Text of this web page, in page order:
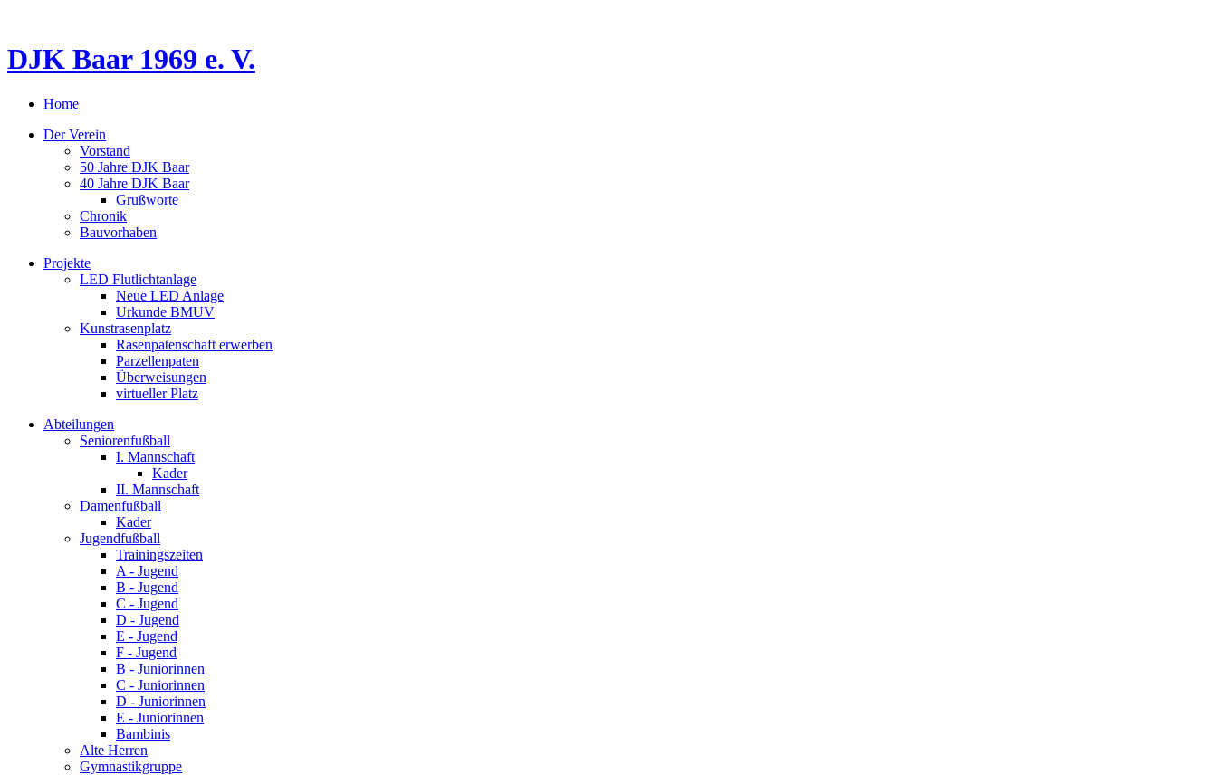
DJK Baar 1969 e. V.
Home
Der Verein
Vorstand
50 Jahre DJK Baar
40 Jahre DJK Baar
Grußworte
Chronik
Bauvorhaben
Projekte
LED Flutlichtanlage
Neue LED Anlage
Urkunde BMUV
Kunstrasenplatz
Rasenpatenschaft erwerben
Parzellenpaten
Überweisungen
virtueller Platz
Abteilungen
Seniorenfußball
I. Mannschaft
Kader
II. Mannschaft
Damenfußball
Kader
Jugendfußball
Trainingszeiten
A - Jugend
B - Jugend
C - Jugend
D - Jugend
E - Jugend
F - Jugend
B - Juniorinnen
C - Juniorinnen
D - Juniorinnen
E - Juniorinnen
Bambinis
Alte Herren
Gymnastikgruppe